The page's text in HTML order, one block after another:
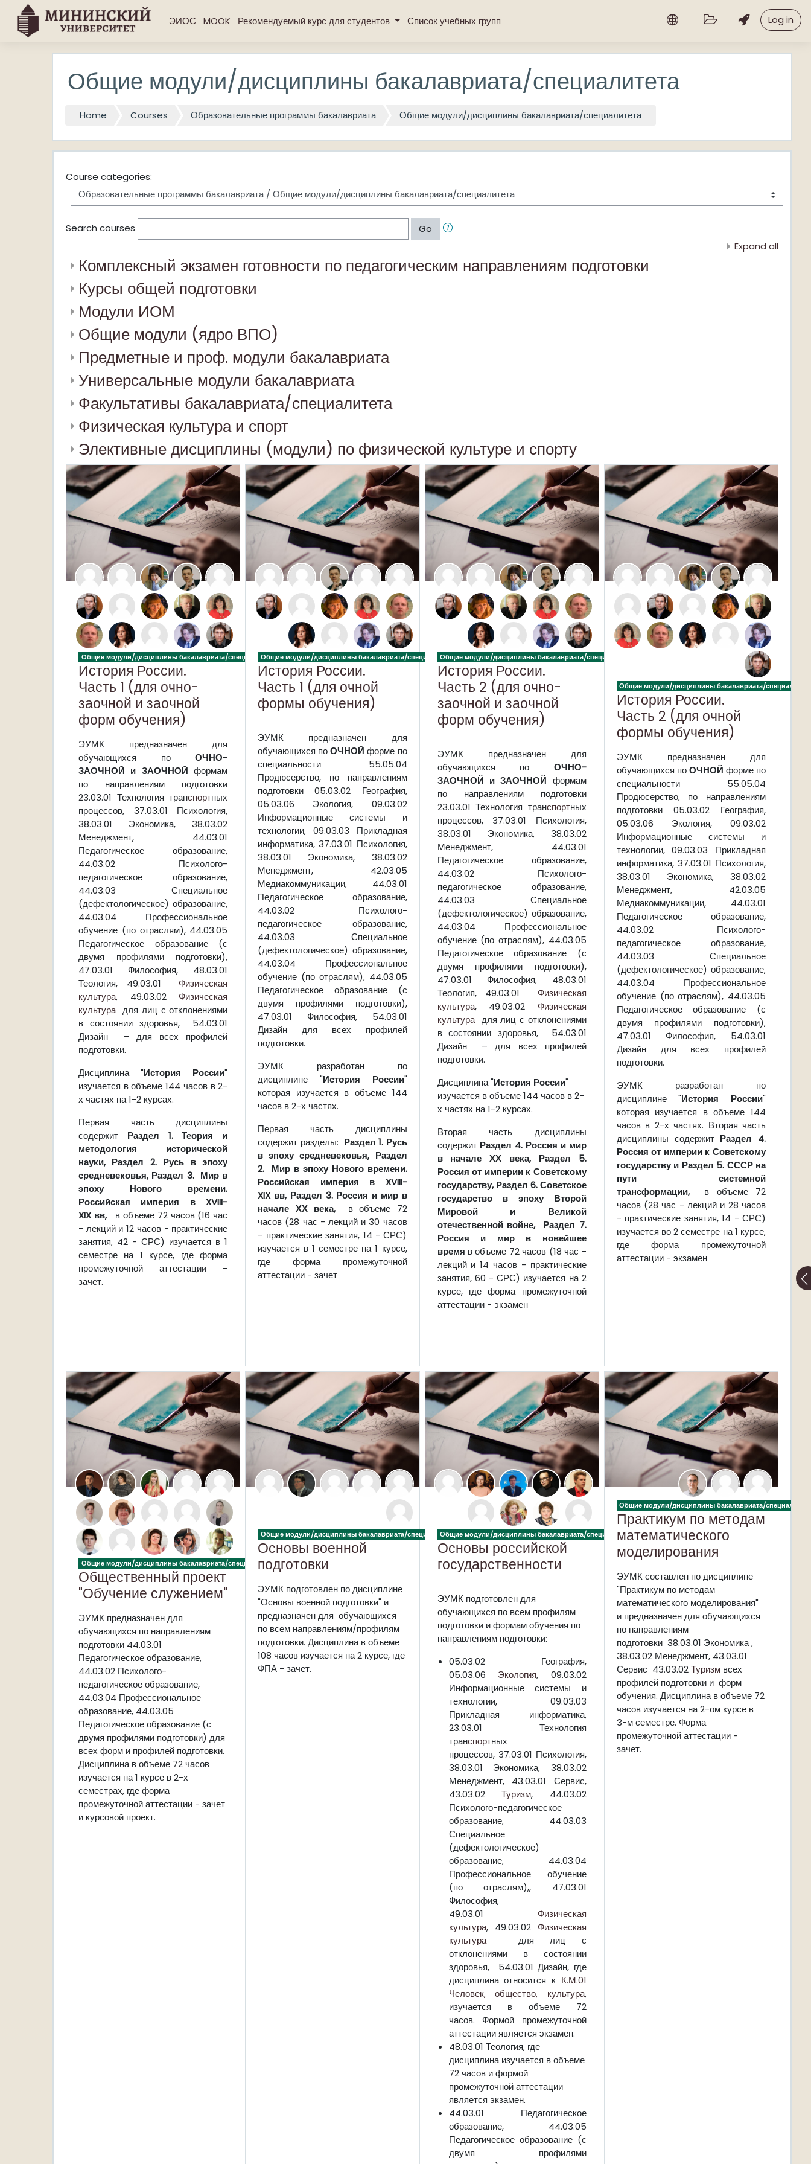
ЭИОС MOOK Рекомендуемый курс для студентов Список учебных групп Log in
Общие модули/дисциплины бакалавриата/специалитета
Home Courses Образовательные программы бакалавриата Общие модули/дисциплины бакалавриата/специалитета
Course categories:
Search courses
Go
Expand all
Комплексный экзамен готовности по педагогическим направлениям подготовки
Курсы общей подготовки
Модули ИОМ
Общие модули (ядро ВПО)
Предметные и проф. модули бакалавриата
Универсальные модули бакалавриата
Факультативы бакалавриата/специалитета
Физическая культура и спорт
Элективные дисциплины (модули) по физической культуре и спорту
Общие модули/дисциплины бакалавриата/специалитета
История России.
Часть 1 (для очно-
заочной и заочной
форм обучения)
ЭУМК предназначен для
обучающихся поОЧНО-
ЗАОЧНОЙ и ЗАОЧНОЙформам
по направлениям подготовки
23.03.01 Технология транспортных
процессов, 37.03.01 Психология,
38.03.01 Экономика, 38.03.02
Менеджмент, 44.03.01
Педагогическое образование,
44.03.02 Психолого-
педагогическое образование,
44.03.03 Специальное
(дефектологическое) образование,
44.03.04 Профессиональное
обучение (по отраслям), 44.03.05
Педагогическое образование (с
двумя профилями подготовки),
47.03.01 Философия, 48.03.01
Теология, 49.03.01Физическая
культура, 49.03.02Физическая
культурадля лиц с отклонениями
в состоянии здоровья, 54.03.01
Дизайн – для всех профилей
подготовки.
Дисциплина "История России"
изучается в объеме 144 часов в 2-
х частях на 1-2 курсах.
Первая часть дисциплины
содержит Раздел 1.Теория и
методология исторической
науки, Раздел 2. Русь в эпоху
средневековья, Раздел 3. Мир в
эпоху Нового времени.
Российская империя вXVIII-
XIXвв,
в объеме 72 часов (16 час
- лекций и 12 часов - практические
занятия, 42 - СРС) изучается в 1
семестре на 1 курсе, где форма
промежуточной аттестации -
зачет.
Общие модули/дисциплины бакалавриата/специалитета
История России.
Часть 1 (для очной
формы обучения)
ЭУМК предназначен для
обучающихся поОЧНОЙформе по
специальности 55.05.04
Продюсерство, по направлениям
подготовки 05.03.02 География,
05.03.06 Экология, 09.03.02
Информационные системы и
технологии, 09.03.03 Прикладная
информатика, 37.03.01 Психология,
38.03.01 Экономика, 38.03.02
Менеджмент, 42.03.05
Медиакоммуникации, 44.03.01
Педагогическое образование,
44.03.02 Психолого-
педагогическое образование,
44.03.03 Специальное
(дефектологическое) образование,
44.03.04 Профессиональное
обучение (по отраслям), 44.03.05
Педагогическое образование (с
двумя профилями подготовки),
47.03.01 Философия, 54.03.01
Дизайн для всех профилей
подготовки.
ЭУМК разработан по
дисциплине "История России"
которая изучается в объеме 144
часов в 2-х частях.
Первая часть дисциплины
содержит разделы: Раздел 1. Русь
в эпоху средневековья, Раздел
2. Мир в эпоху Нового времени.
Российская империя в XVIII-
XIXвв, Раздел 3. Россия и мир в
начале ХХ века,
в объеме 72
часов (28 час - лекций и 30 часов
- практические занятия, 14 - СРС)
изучается в 1 семестре на 1 курсе,
где форма промежуточной
аттестации - зачет
Общие модули/дисциплины бакалавриата/специалитета
История России.
Часть 2 (для очно-
заочной и заочной
форм обучения)
ЭУМК предназначен для
обучающихся по ОЧНО-
ЗАОЧНОЙ и ЗАОЧНОЙ формам
по направлениям подготовки
23.03.01 Технология транспортных
процессов, 37.03.01 Психология,
38.03.01 Экономика, 38.03.02
Менеджмент, 44.03.01
Педагогическое образование,
44.03.02 Психолого-
педагогическое образование,
44.03.03 Специальное
(дефектологическое) образование,
44.03.04 Профессиональное
обучение (по отраслям), 44.03.05
Педагогическое образование (с
двумя профилями подготовки),
47.03.01 Философия, 48.03.01
Теология, 49.03.01 Физическая
культура, 49.03.02 Физическая
культурадля лиц с отклонениями
в состоянии здоровья, 54.03.01
Дизайн – для всех профилей
подготовки.
Дисциплина "История России"
изучается в объеме 144 часов в 2-
х частях на 1-2 курсах.
Вторая часть дисциплины
содержит Раздел 4. Россия и мир
в начале ХХ века,
Раздел 5.
Россия от империи к Советскому
государству,Раздел 6. Советское
государство в эпоху Второй
Мировой и Великой
отечественной войне,
Раздел 7.
Россия и мир в новейшее
время в объеме 72 часов (18 час -
лекций и 14 часов - практические
занятия, 60 - СРС) изучается на 2
курсе, где форма промежуточной
аттестации - экзамен
Общие модули/дисциплины бакалавриата/специалитета
История России.
Часть 2 (для очной
формы обучения)
ЭУМК предназначен для
обучающихся поОЧНОЙ форме по
специальности 55.05.04
Продюсерство, по направлениям
подготовки 05.03.02 География,
05.03.06 Экология, 09.03.02
Информационные системы и
технологии, 09.03.03 Прикладная
информатика, 37.03.01 Психология,
38.03.01 Экономика, 38.03.02
Менеджмент, 42.03.05
Медиакоммуникации, 44.03.01
Педагогическое образование,
44.03.02 Психолого-
педагогическое образование,
44.03.03 Специальное
(дефектологическое) образование,
44.03.04 Профессиональное
обучение (по отраслям), 44.03.05
Педагогическое образование (с
двумя профилями подготовки),
47.03.01 Философия, 54.03.01
Дизайн для всех профилей
подготовки.
ЭУМК разработан по
дисциплине "История России"
которая изучается в объеме 144
часов в 2-х частях. Вторая часть
дисциплины содержит Раздел 4.
Россия от империи к Советскому
государству и Раздел 5. СССР на
пути системной
трансформации,
в объеме 72
часов (28 час - лекций и 28 часов
- практические занятия, 14 - СРС)
изучается во 2 семестре на 1 курсе,
где форма промежуточной
аттестации - экзамен
Общие модули/дисциплины бакалавриата/специалитета
Общественный проект
"Обучение служением"
ЭУМК предназначен для
обучающихся по направлениям
подготовки 44.03.01
Педагогическое образование,
44.03.02 Психолого-
педагогическое образование,
44.03.04 Профессиональное
образование, 44.03.05
Педагогическое образование (с
двумя профилями подготовки) для
всех форм и профилей подготовки.
Дисциплина в объеме 72 часов
изучается на 1 курсе в 2-х
семестрах, где форма
промежуточной аттестации - зачет
и курсовой проект.
Общие модули/дисциплины бакалавриата/специалитета
Основы военной
подготовки
ЭУМК подготовлен по дисциплине
"Основы военной подготовки" и
предназначен для обучающихся
по всем направлениям/профилям
подготовки. Дисциплина в объеме
108 часов изучается на 2 курсе, где
ФПА - зачет.
Общие модули/дисциплины бакалавриата/специалитета
Основы российской
государственности
ЭУМК подготовлен для
обучающихся по всем профилям
подготовки и формам обучения по
направлениям подготовки:
05.03.02 География,
05.03.06 Экология, 09.03.02
Информационные системы и
технологии, 09.03.03
Прикладная информатика,
23.03.01 Технология
транспортных
процессов, 37.03.01 Психология,
38.03.01 Экономика, 38.03.02
Менеджмент, 43.03.01 Сервис,
43.03.02Туризм, 44.03.02
Психолого-педагогическое
образование, 44.03.03
Специальное
(дефектологическое)
образование, 44.03.04
Профессиональное обучение
(по отраслям),, 47.03.01
Философия,
49.03.01 Физическая
культура, 49.03.02 Физическая
культурадля лиц с
отклонениями в состоянии
здоровья, 54.03.01 Дизайн, где
дисциплина относится к К.М.01
Человек, общество, культура,
изучается в объеме 72
часов. Формой промежуточной
аттестации является экзамен.
48.03.01 Теология, где
дисциплина изучается в объеме
72 часов и формой
промежуточной аттестации
является экзамен.
44.03.01 Педагогическое
образование, 44.03.05
Педагогическое образование (с
двумя профилями
Общие модули/дисциплины бакалавриата/специалитета
Практикум по методам
математического
моделирования
ЭУМК составлен по дисциплине
"Практикум по методам
математического моделирования"
и предназначен для обучающихся
по направлениям
подготовки 38.03.01 Экономика ,
38.03.02 Менеджмент, 43.03.01
Сервис 43.03.02Туризмвсех
профилей подготовки и форм
обучения. Дисциплина в объеме 72
часов изучается на 2-ом курсе в
3-м семестре. Форма
промежуточной аттестации -
зачет.